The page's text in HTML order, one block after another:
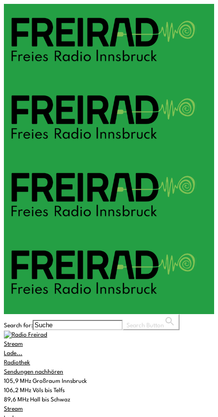
Search for: Search Button
Stream
Lade...
Radiothek
Sendungen nachhören
105,9 MHz Großraum Innsbruck
106,2 MHz Völs bis Telfs
89,6 MHz Hall bis Schwaz
Stream